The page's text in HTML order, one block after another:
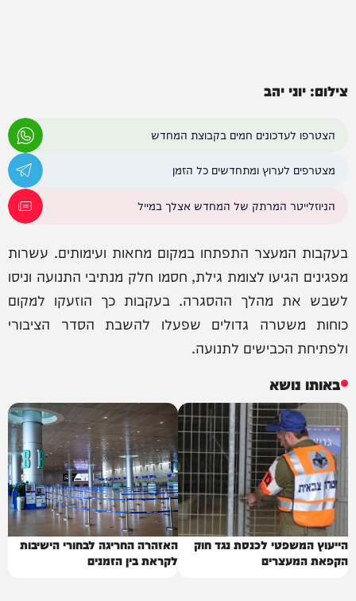
צילום: יוני יהב
הצטרפו לעדכונים חמים בקבוצת המחדש
מצטרפים לערוץ ומתחדשים כל הזמן
הניוזלייטר המרתק של המחדש אצלך במייל
בעקבות המעצר התפתחו במקום מחאות ועימותים. עשרות
מפגינים הגיעו לצומת גילת, חסמו חלק מנתיבי התנועה וניסו
לשבש את מהלך ההסגרה. בעקבות כך הוזעקו למקום
כוחות משטרה גדולים שפעלו להשבת הסדר הציבורי
ולפתיחת הכבישים לתנועה.
באותו נושא
הייעוץ המשפטי לכנסת נגד חוק
הקפאת המעצרים
האזהרה החריגה לבחורי הישיבות
לקראת בין הזמנים